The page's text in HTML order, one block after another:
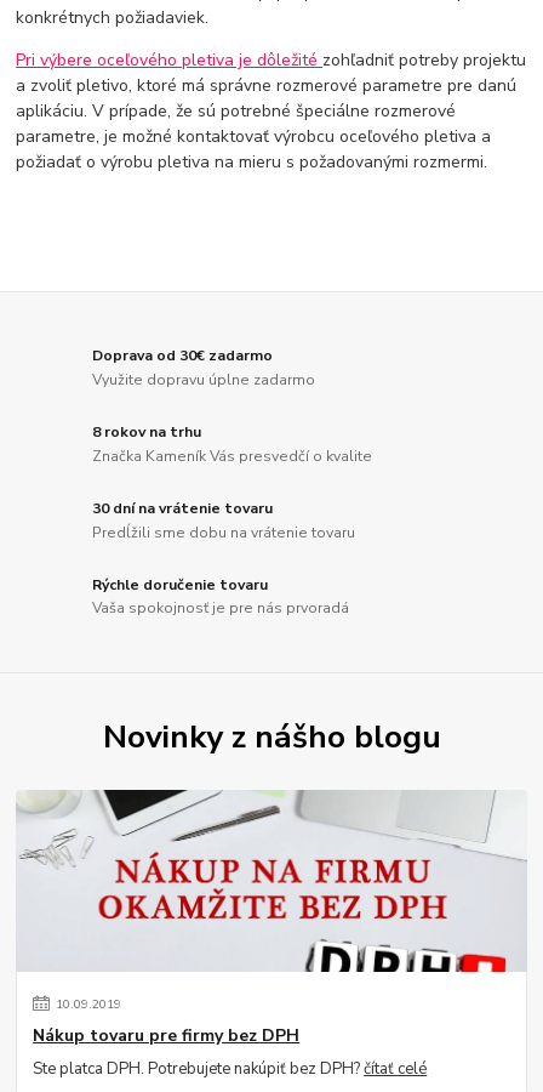
konkrétnych požiadaviek.
Pri výbere oceľového pletiva je dôležité zohľadniť potreby projektu
a zvoliť pletivo, ktoré má správne rozmerové parametre pre danú
aplikáciu. V prípade, že sú potrebné špeciálne rozmerové
parametre, je možné kontaktovať výrobcu oceľového pletiva a
požiadať o výrobu pletiva na mieru s požadovanými rozmermi.
Doprava od 30€ zadarmo
Využite dopravu úplne zadarmo
8 rokov na trhu
Značka Kameník Vás presvedčí o kvalite
30 dní na vrátenie tovaru
Predĺžili sme dobu na vrátenie tovaru
Rýchle doručenie tovaru
Vaša spokojnosť je pre nás prvoradá
Novinky z nášho blogu
10.09.2019
Nákup tovaru pre firmy bez DPH
Ste platca DPH. Potrebujete nakúpiť bez DPH?čítať celé